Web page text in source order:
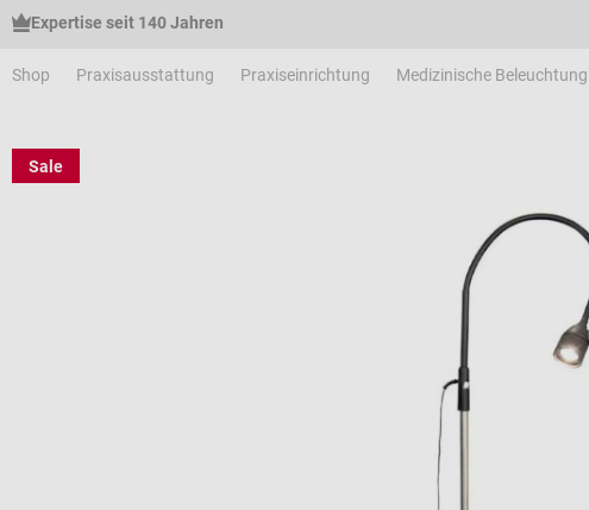
Expertise seit 140 Jahren
Shop Praxisausstattung Praxiseinrichtung Medizinische Beleuchtung
Sale